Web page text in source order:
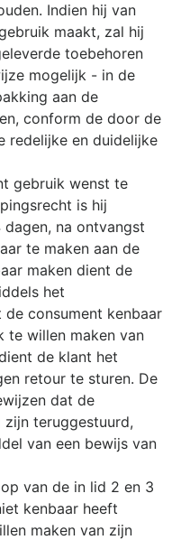
Indien hij van
maakt, zal hij
toebehoren
mogelijk - in de
aan de
conform de door de
redelijke en duidelijke
gebruik wenst te
is hij
na ontvangst
te maken aan de
maken dient de
het
consument kenbaar
te willen maken van
de klant het
retour te sturen. De
dat de
teruggestuurd,
van een bewijs van
van de in lid 2 en 3
kenbaar heeft
maken van zijn